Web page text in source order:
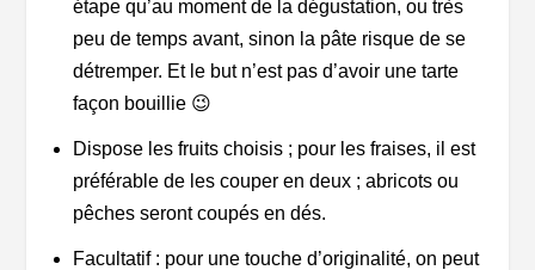
étape qu’au moment de la dégustation, ou très
peu de temps avant, sinon la pâte risque de se
détremper. Et le but n’est pas d’avoir une tarte
façon bouillie 😉
Dispose les fruits choisis ; pour les fraises, il est
préférable de les couper en deux ; abricots ou
pêches seront coupés en dés.
Facultatif : pour une touche d’originalité, on peut